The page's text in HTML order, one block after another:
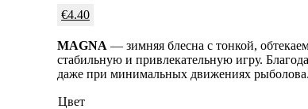
€4.40
MAGNA — зимняя блесна с тонкой,
стабильную и привлекательную игру.
даже при минимальных движениях рыболова.
Цвет